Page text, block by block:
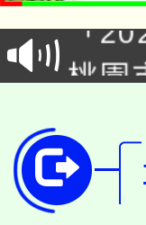
代理
「
車」
桃園
代理
公告
代理
轉知